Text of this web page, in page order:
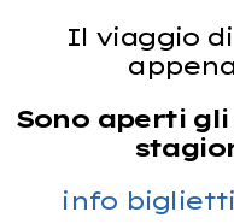
Il viaggio di
Sono aperti
info